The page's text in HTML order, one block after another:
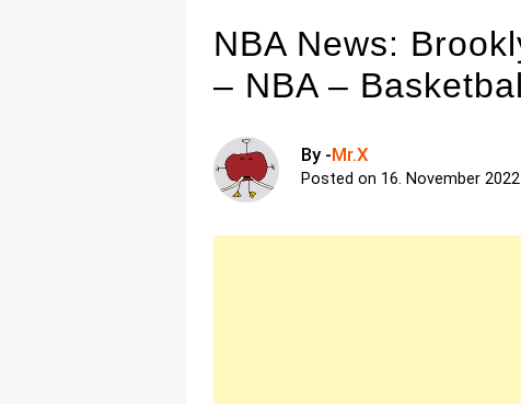
NBA News:
– NBA –
By -Mr.X
Posted on 16. November 2022